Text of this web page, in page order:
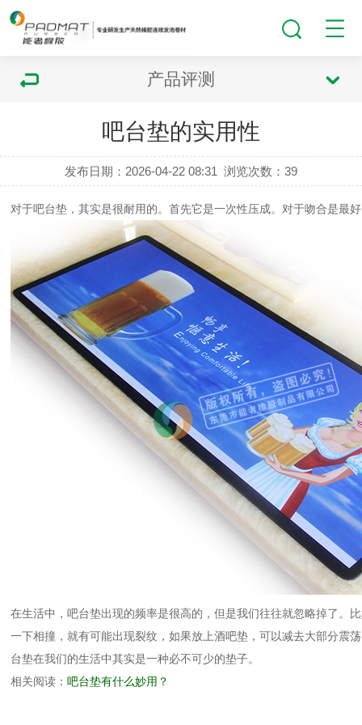
产品评测
吧台垫的实用性
发布日期：2026-04-22 08:31 浏览次数：39
对于吧台垫，其实是很耐用的。首先它是一次性压成。对于吻合是最
在生活中，吧台垫出现的频率是很高的，但是我们往往就忽略掉了。
一下相撞，就有可能出现裂纹，如果放上酒吧垫，可以减去大部分震
台垫在我们的生活中其实是一种必不可少的垫子。
相关阅读：吧台垫有什么妙用？